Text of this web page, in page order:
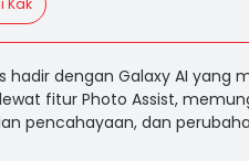
Kak
hadir dengan Galaxy AI yang
fitur Photo Assist,
pencahayaan, dan